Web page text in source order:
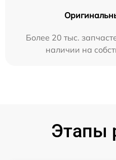
Более 20 тыс.
наличии на
Этапы